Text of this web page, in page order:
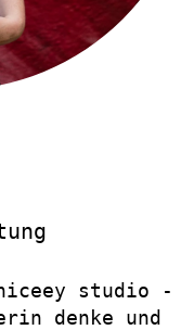
studio -
denke und